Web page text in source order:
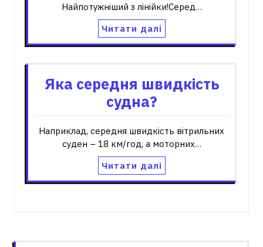
Найпотужніший з лінійки!Серед…
Читати далі
Яка середня швидкість
судна?
Наприклад, середня швидкість вітрильних
суден – 18 км/год, а моторних…
Читати далі